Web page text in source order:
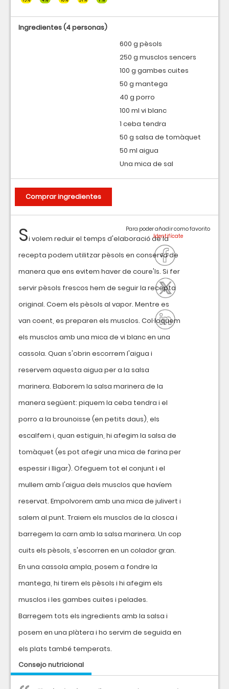
Si volem reduir el temps d'elaboració de la
recepta podem utilitzar pèsols en conserva de
manera que ens evitem haver de coure'ls. Si fer
servir pèsols frescos hem de seguir la recepta
original. Coem els pèsols al vapor. Mentre es
van coent, es preparen els musclos. Col·loquem
els musclos amb una mica de vi blanc en una
cassola. Quan s'obrin escorrem l'aigua i
reservem aquesta aigua per a la salsa
marinera. Elaborem la salsa marinera de la
manera següent: piquem la ceba tendra i el
porro a la brounoisse (en petits daus), els
escalfem i, quan estiguin, hi afegim la salsa de
tomàquet (es pot afegir una mica de farina per
espessir i lligar). Ofeguem tot el conjunt i el
mullem amb l'aigua dels musclos que havíem
reservat. Empolvorem amb una mica de julivert i
salem al punt. Traiem els musclos de la closca i
barregem la carn amb la salsa marinera. Un cop
cuits els pèsols, s'escorren en un colador gran.
En una cassola ampla, posem a fondre la
mantega, hi tirem els pèsols i hi afegim els
musclos i les gambes cuites i pelades.
Barregem tots els ingredients amb la salsa i
posem en una plàtera i ho servim de seguida en
els plats també temperats.
Consejo nutricional
Para poder añadir como favorito
Ingredientes(4 personas)
600 g pèsols
250 g musclos sencers
100 g gambes cuites
50 g mantega
40 g porro
100 ml vi blanc
1 ceba tendra
50 g salsa de tomàquet
50 ml aigua
Una mica de sal
Comprar ingredientes